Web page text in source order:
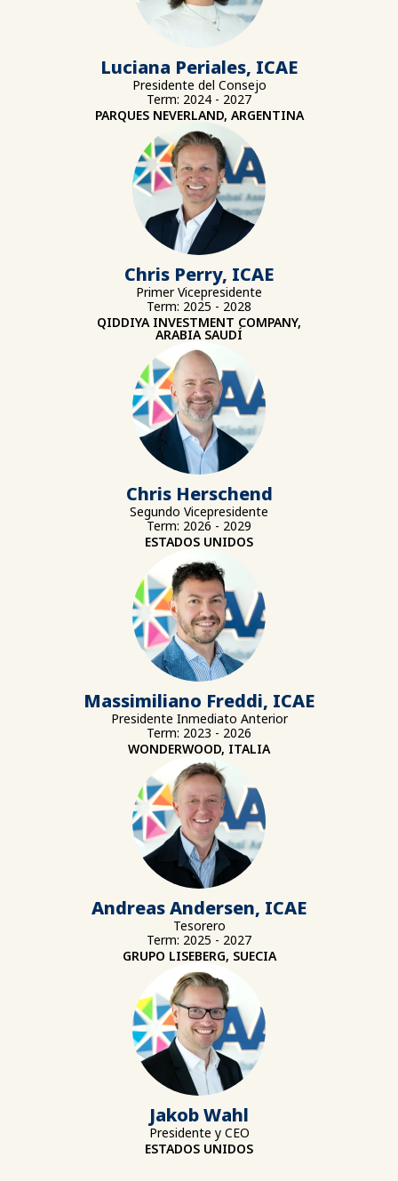
Luciana Periales, ICAE
Presidente del Consejo
Term: 2024 - 2027
PARQUES NEVERLAND, ARGENTINA
Chris Perry, ICAE
Primer Vicepresidente
Term: 2025 - 2028
QIDDIYA INVESTMENT COMPANY,
ARABIA SAUDÍ
Chris Herschend
Segundo Vicepresidente
Term: 2026 - 2029
ESTADOS UNIDOS
Massimiliano Freddi, ICAE
Presidente Inmediato Anterior
Term: 2023 - 2026
WONDERWOOD, ITALIA
Andreas Andersen, ICAE
Tesorero
Term: 2025 - 2027
GRUPO LISEBERG, SUECIA
Jakob Wahl
Presidente y CEO
ESTADOS UNIDOS